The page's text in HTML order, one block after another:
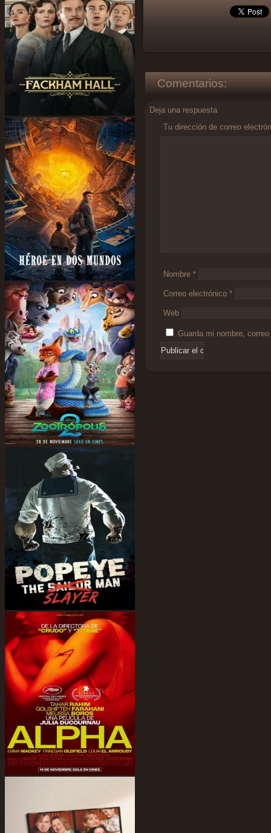
Comentarios:
Deja una respuesta
Tu dirección de correo
Nombre *
Correo electrónico *
Web
Guarda mi nombre,